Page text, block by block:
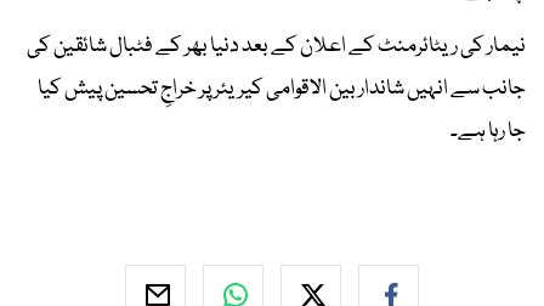
نیمار کی ریٹائرمنٹ کے اعلان کے بعد دنیا بھر کے فٹبال شائقین کی
جانب سے انہیں شاندار بین الاقوامی کیریئر پر خراجِ تحسین پیش کیا
جا رہا ہے۔